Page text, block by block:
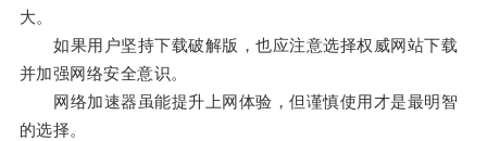
大。
如果用户坚持下载破解版，也应注意选择权威网站下载
并加强网络安全意识。
网络加速器虽能提升上网体验，但谨慎使用才是最明智
的选择。